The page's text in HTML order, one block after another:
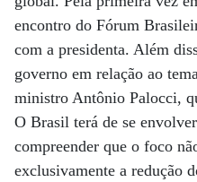
encontro do Fórum
com a presidenta. Além
governo em relação ao
ministro Antônio Palocci,
O Brasil terá de se
compreender que o foco
exclusivamente a redução